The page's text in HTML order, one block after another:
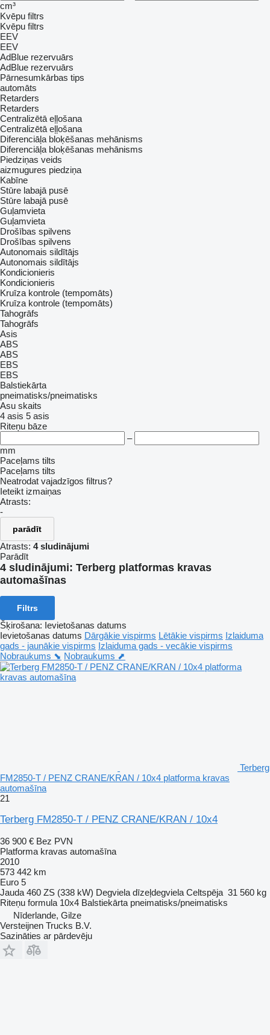
cm³
Kvēpu filtrs
Kvēpu filtrs
EEV
EEV
AdBlue rezervuārs
AdBlue rezervuārs
Pārnesumkārbas tips
automāts
Retarders
Retarders
Centralizētā eļļošana
Centralizētā eļļošana
Diferenciāļa bloķēšanas mehānisms
Diferenciāļa bloķēšanas mehānisms
Piedziņas veids
aizmugures piedziņa
Kabīne
Stūre labajā pusē
Stūre labajā pusē
Guļamvieta
Guļamvieta
Drošības spilvens
Drošības spilvens
Autonomais sildītājs
Autonomais sildītājs
Kondicionieris
Kondicionieris
Kruīza kontrole (tempomāts)
Kruīza kontrole (tempomāts)
Tahogrāfs
Tahogrāfs
Asis
ABS
ABS
EBS
EBS
Balstiekārta
pneimatisks/pneimatisks
Asu skaits
4 asis 5 asis
Riteņu bāze
–
mm
Paceļams tilts
Paceļams tilts
Neatrodat vajadzīgos filtrus?
Ieteikt izmaiņas
Atrasts:
-
parādīt
Atrasts: 4 sludinājumi
Parādīt
4 sludinājumi: Terberg platformas kravas
automašīnas
Filtrs
Šķirošana: Ievietošanas datums
Ievietošanas datums Dārgākie vispirms Lētākie vispirms Izlaiduma
gads - jaunākie vispirms Izlaiduma gads - vecākie vispirms
Nobraukums ⬊ Nobraukums ⬈
Terberg
FM2850-T / PENZ CRANE/KRAN / 10x4 platforma kravas
automašīna
21
Terberg FM2850-T / PENZ CRANE/KRAN / 10x4
36 900 € Bez PVN
Platforma kravas automašīna
2010
573 442 km
Euro 5
Jauda 460 ZS (338 kW) Degviela dīzeļdegviela Celtspēja 31 560 kg
Riteņu formula 10x4 Balstiekārta pneimatisks/pneimatisks
Nīderlande, Gilze
Versteijnen Trucks B.V.
Sazināties ar pārdevēju